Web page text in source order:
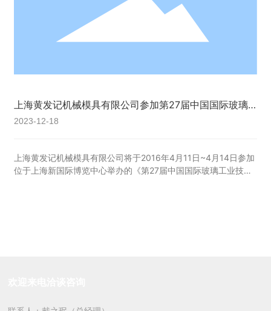
较高的经济效益，也要有繁荣的企业文化；不仅要有丰富的物质
文明，也要有高度的精神文明。活跃职工精神文化生活，保障职
工身心健康，提高职工综合素质，既是提高企业活力，推广企业
文化的必然趋势，也是职工提高精神状态、调动工作热情的重要
上海黄发记机械模具有限公司参加第27届中国国际玻璃
展
2023-12-18
上海黄发记机械模具有限公司将于2016年4月11日~4月14日参加
位于上海新国际博览中心举办的《第27届中国国际玻璃工业技术